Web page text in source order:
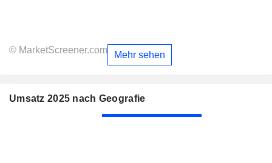
© MarketScreener.com Mehr sehen
Umsatz 2025 nach Geografie